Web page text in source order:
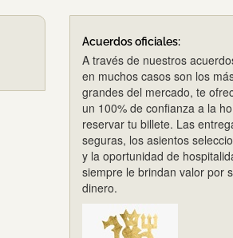
Acuerdos oficiales:
A través de nuestros
en muchos casos son los
grandes del mercado, te
un 100% de confianza a la
reservar tu billete. Las
seguras, los asientos
y la oportunidad de
siempre le brindan valor por
dinero.